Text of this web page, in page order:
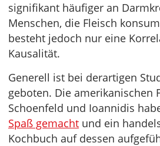
signifikant häufiger an
Menschen, die Fleisch
besteht jedoch nur eine
Kausalität.
Generell ist bei derartigen
geboten. Die amerikanischen
Schoenfeld und Ioannidis
Spaß gemacht und ein
Kochbuch auf dessen